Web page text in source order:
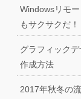
Windowsリモ
もサクサクだ！
グラフィック
作成方法
2017年秋冬の